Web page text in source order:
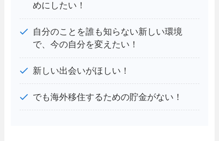
めにしたい！
自分のことを誰も知らない新しい環境
で、今の自分を変えたい！
新しい出会いがほしい！
でも海外移住するための貯金がない！